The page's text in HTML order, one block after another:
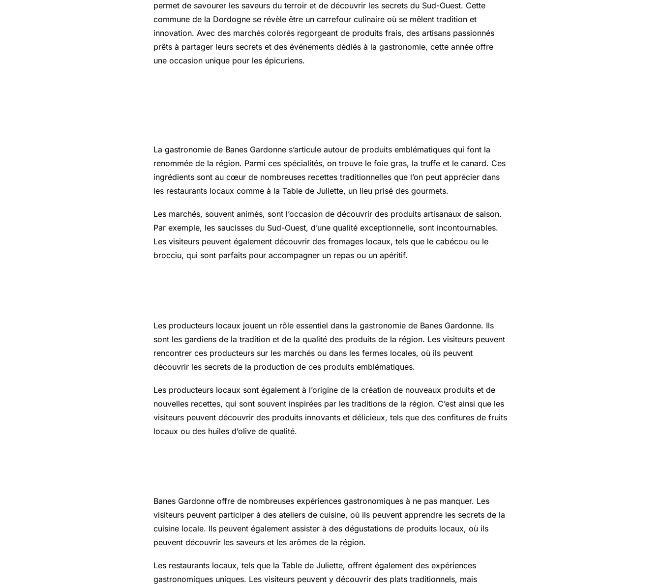
permet de savourer les saveurs du terroir et de découvrir les secrets du Sud-Ouest. Cette
commune de la Dordogne se révèle être un carrefour culinaire où se mêlent tradition et
innovation. Avec des marchés colorés regorgeant de produits frais, des artisans passionnés
prêts à partager leurs secrets et des événements dédiés à la gastronomie, cette année offre
une occasion unique pour les épicuriens.
La gastronomie de Banes Gardonne s’articule autour de produits emblématiques qui font la
renommée de la région. Parmi ces spécialités, on trouve le foie gras, la truffe et le canard. Ces
ingrédients sont au cœur de nombreuses recettes traditionnelles que l’on peut apprécier dans
les restaurants locaux comme à la Table de Juliette, un lieu prisé des gourmets.
Les marchés, souvent animés, sont l’occasion de découvrir des produits artisanaux de saison.
Par exemple, les saucisses du Sud-Ouest, d’une qualité exceptionnelle, sont incontournables.
Les visiteurs peuvent également découvrir des fromages locaux, tels que le cabécou ou le
brocciu, qui sont parfaits pour accompagner un repas ou un apéritif.
Les producteurs locaux jouent un rôle essentiel dans la gastronomie de Banes Gardonne. Ils
sont les gardiens de la tradition et de la qualité des produits de la région. Les visiteurs peuvent
rencontrer ces producteurs sur les marchés ou dans les fermes locales, où ils peuvent
découvrir les secrets de la production de ces produits emblématiques.
Les producteurs locaux sont également à l’origine de la création de nouveaux produits et de
nouvelles recettes, qui sont souvent inspirées par les traditions de la région. C’est ainsi que les
visiteurs peuvent découvrir des produits innovants et délicieux, tels que des confitures de fruits
locaux ou des huiles d’olive de qualité.
Banes Gardonne offre de nombreuses expériences gastronomiques à ne pas manquer. Les
visiteurs peuvent participer à des ateliers de cuisine, où ils peuvent apprendre les secrets de la
cuisine locale. Ils peuvent également assister à des dégustations de produits locaux, où ils
peuvent découvrir les saveurs et les arômes de la région.
Les restaurants locaux, tels que la Table de Juliette, offrent également des expériences
gastronomiques uniques. Les visiteurs peuvent y découvrir des plats traditionnels, mais